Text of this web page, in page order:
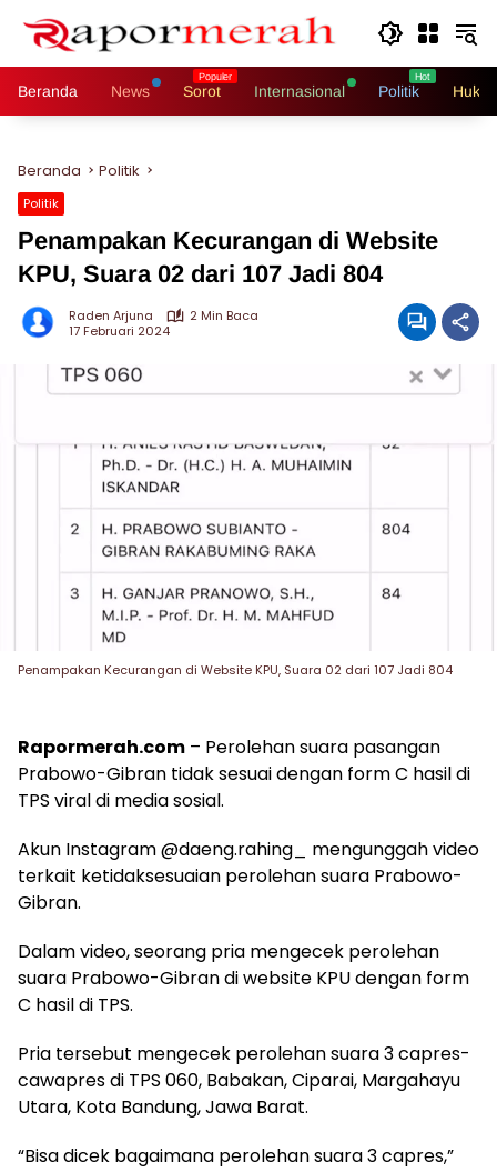
Beranda News Sorot Internasional Politik
Beranda Politik
Politik
Penampakan Kecurangan di Website
KPU, Suara 02 dari 107 Jadi 804
Raden Arjuna
2 Min Baca
17 Februari 2024
Penampakan Kecurangan di Website KPU, Suara 02 dari 107 Jadi 804
Rapormerah.com – Perolehan suara pasangan
Prabowo-Gibran tidak sesuai dengan form C hasil di
TPS viral di media sosial.
Akun Instagram @daeng.rahing_ mengunggah video
terkait ketidaksesuaian perolehan suara Prabowo-
Gibran.
Dalam video, seorang pria mengecek perolehan
suara Prabowo-Gibran di website KPU dengan form
C hasil di TPS.
Pria tersebut mengecek perolehan suara 3 capres-
cawapres di TPS 060, Babakan, Ciparai, Margahayu
Utara, Kota Bandung, Jawa Barat.
“Bisa dicek bagaimana perolehan suara 3 capres,”